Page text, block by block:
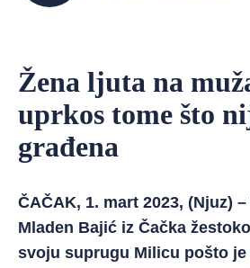
Žena ljuta na
uprkos tome što
građena
ČAČAK, 1. mart 2023, (Njuz)
Mladen Bajić iz Čačka
svoju suprugu Milicu pošto